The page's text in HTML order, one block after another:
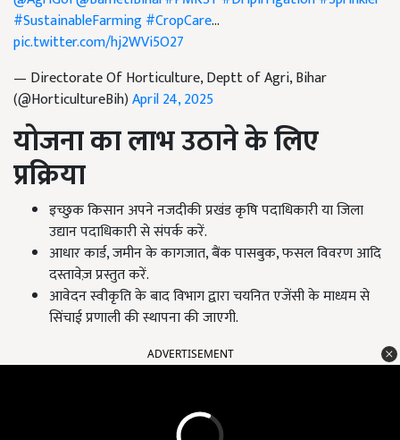
#SustainableFarming#CropCare…
pic.twitter.com/hj2WVi5O27
— Directorate Of Horticulture, Deptt of Agri, Bihar
(@HorticultureBih)April 24, 2025
योजना का लाभ उठाने के लिए
प्रक्रिया
इच्छुक किसान अपने नजदीकी प्रखंड कृषि पदाधिकारी या जिला
उद्यान पदाधिकारी से संपर्क करें.
आधार कार्ड, जमीन के कागजात, बैंक पासबुक, फसल विवरण आदि
दस्तावेज़ प्रस्तुत करें.
आवेदन स्वीकृति के बाद विभाग द्वारा चयनित एजेंसी के माध्यम से
सिंचाई प्रणाली की स्थापना की जाएगी.
ADVERTISEMENT